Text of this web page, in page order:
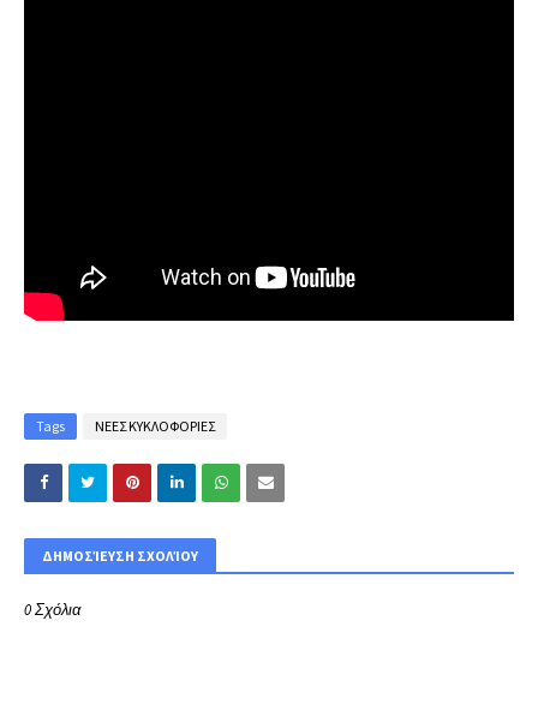
Tags ΝΕΕΣ ΚΥΚΛΟΦΟΡΙΕΣ
ΔΗΜΟΣΊΕΥΣΗ ΣΧΟΛΊΟΥ
0 Σχόλια